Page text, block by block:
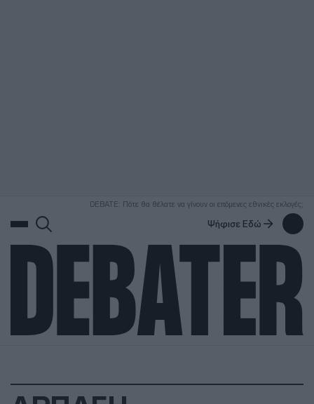
DEBATE: Πότε θα θέλατε να γίνουν οι επόμενες εθνικές εκλογές;
Ψήφισε Εδώ